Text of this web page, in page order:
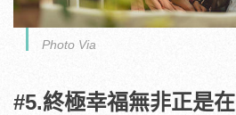
Photo Via
#5.終極幸福無非正是